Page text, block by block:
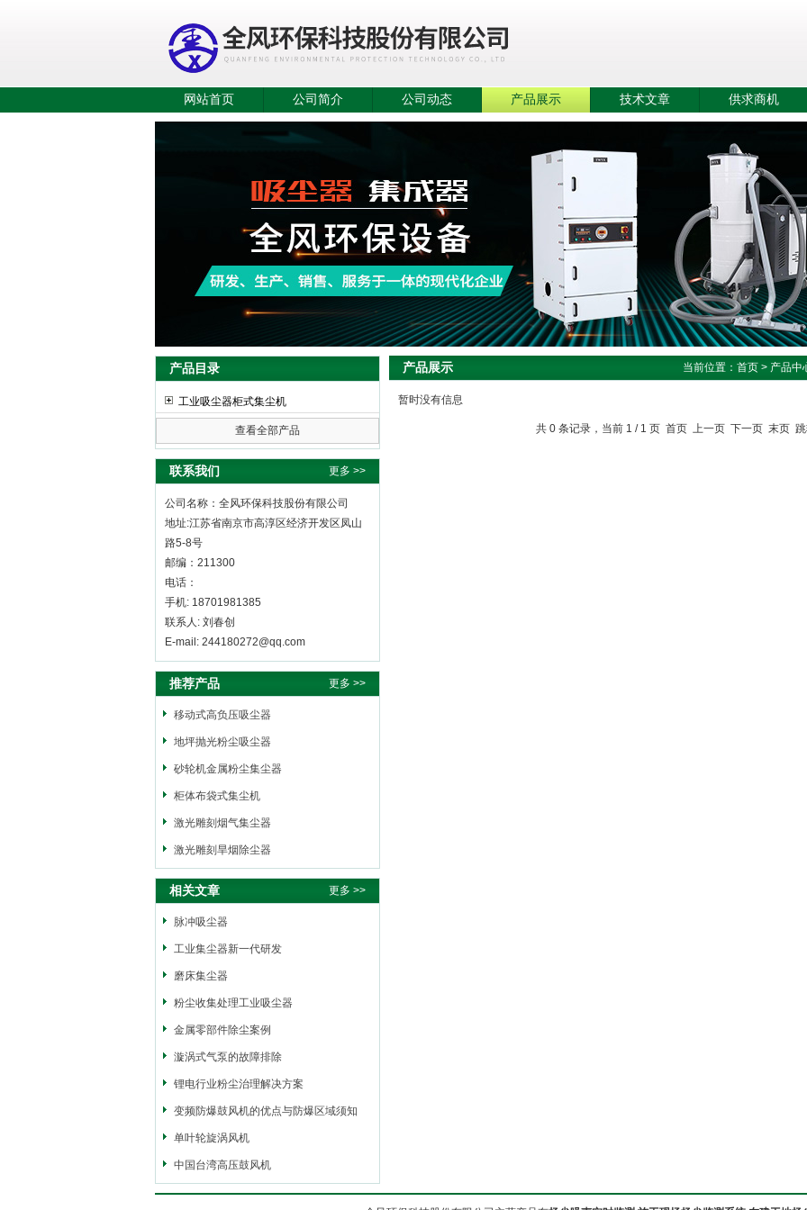
网站首页 公司简介 公司动态 产品展示 技术文章 供求商机
产品目录
工业吸尘器柜式集尘机
查看全部产品
联系我们 更多 >>
公司名称：全风环保科技股份有限公司
地址:江苏省南京市高淳区经济开发区凤山
路5-8号
邮编：211300
电话：
手机: 18701981385
联系人: 刘春创
E-mail: 244180272@qq.com
推荐产品 更多 >>
移动式高负压吸尘器
地坪抛光粉尘吸尘器
砂轮机金属粉尘集尘器
柜体布袋式集尘机
激光雕刻烟气集尘器
激光雕刻旱烟除尘器
相关文章 更多 >>
脉冲吸尘器
工业集尘器新一代研发
磨床集尘器
粉尘收集处理工业吸尘器
金属零部件除尘案例
漩涡式气泵的故障排除
锂电行业粉尘治理解决方案
变频防爆鼓风机的优点与防爆区域须知
单叶轮旋涡风机
中国台湾高压鼓风机
产品展示 当前位置： 首页 > 产品中
暂时没有信息
共 0 条记录，当前 1 / 1 页 首页 上一页 下一页 末页 跳